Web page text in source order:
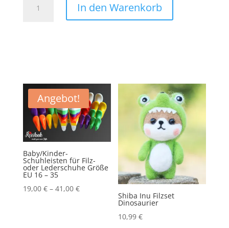
Berets
Krieger
Kämpfer
Menge
In den Warenkorb
Angebot!
Baby/Kinder-
Schuhleisten für Filz-
oder Lederschuhe Größe
EU 16 – 35
19,00 €– 41,00 €
Shiba Inu Filzset
Dinosaurier
10,99€